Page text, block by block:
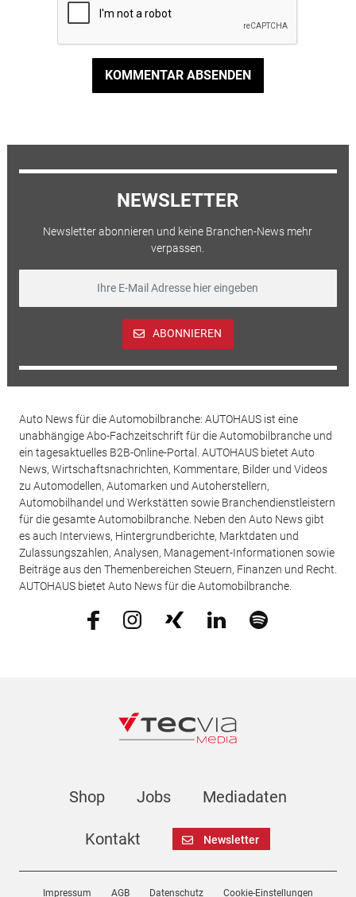
KOMMENTAR ABSENDEN
NEWSLETTER
Newsletter abonnieren und keine Branchen-News mehr
verpassen.
ABONNIEREN
Auto News für die Automobilbranche: AUTOHAUS ist eine
unabhängige Abo-Fachzeitschrift für die Automobilbranche und
ein tagesaktuelles B2B-Online-Portal. AUTOHAUS bietet Auto
News, Wirtschaftsnachrichten, Kommentare, Bilder und Videos
zu Automodellen, Automarken und Autoherstellern,
Automobilhandel und Werkstätten sowie Branchendienstleistern
für die gesamte Automobilbranche. Neben den Auto News gibt
es auch Interviews, Hintergrundberichte, Marktdaten und
Zulassungszahlen, Analysen, Management-Informationen sowie
Beiträge aus den Themenbereichen Steuern, Finanzen und Recht.
AUTOHAUS bietet Auto News für die Automobilbranche.
Shop Jobs Mediadaten
Kontakt Newsletter
Impressum AGB Datenschutz Cookie-Einstellungen